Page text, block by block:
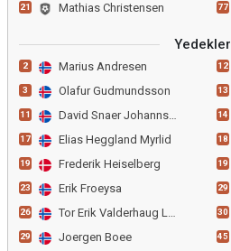
21 Mathias Christensen 77
Yedekler
2 Marius Andresen
3 Olafur Gudmundsson
11 David Snaer Johannsson
17 Elias Heggland Myrlid
19 Frederik Heiselberg
23 Erik Froeysa
26 Tor Erik Valderhaug Larse
29 Joergen Boee
12
13
14
18
19
29
30
45